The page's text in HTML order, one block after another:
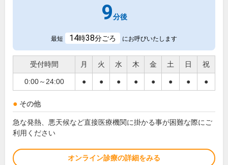
9分後
最短 14時38分ごろ にお呼びいたします
受付時間 月 火 水 木 金 土 日 祝
0:00～24:00 ● ● ● ● ● ● ● ●
その他
急な発熱、悪天候など直接医療機関に掛かる事が困難な際にご
利用ください
オンライン診療の詳細をみる